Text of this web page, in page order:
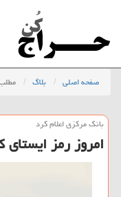
صفحه اصلی بلاگ
بانك مركزی اعلام كرد
امروز رمز